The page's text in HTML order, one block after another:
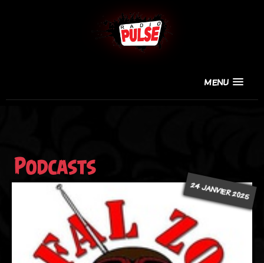
MENU
Podcasts
24 JANVIER 2025